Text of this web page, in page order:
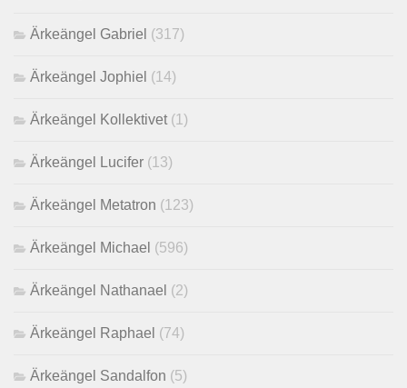
Ärkeängel Gabriel (317)
Ärkeängel Jophiel (14)
Ärkeängel Kollektivet (1)
Ärkeängel Lucifer (13)
Ärkeängel Metatron (123)
Ärkeängel Michael (596)
Ärkeängel Nathanael (2)
Ärkeängel Raphael (74)
Ärkeängel Sandalfon (5)